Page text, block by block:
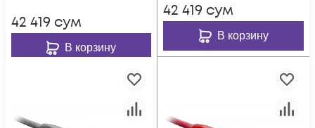
42 419 сум
В корзину
42 419 сум
В корзину